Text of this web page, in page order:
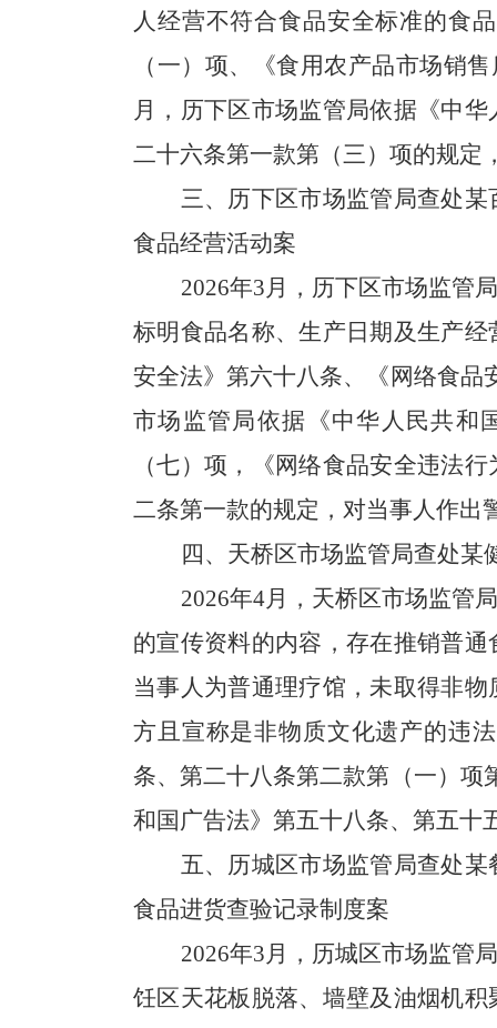
人经营不符合食品安全标准的食
（一）项、《食用农产品市场销
月，历下区市场监管局依据《中
二十六条第一款第（三）项的规定
三、历下区市场监管局查处某
食品经营活动案
2026年3月，历下区市场监管
标明食品名称、生产日期及生产
安全法》第六十八条、《网络食品
市场监管局依据《中华人民共和
（七）项，《网络食品安全违法
二条第一款的规定，对当事人作出
四、天桥区市场监管局查处某
2026年4月，天桥区市场监管
的宣传资料的内容，存在推销普
当事人为普通理疗馆，未取得非
方且宣称是非物质文化遗产的违
条、第二十八条第二款第（一）项
和国广告法》第五十八条、第五十
五、历城区市场监管局查处
食品进货查验记录制度案
2026年3月，历城区市场监管
饪区天花板脱落、墙壁及油烟机